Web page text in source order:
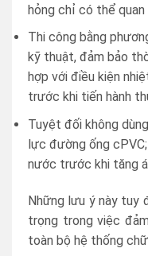
hỏng chỉ có thể
Thi công bằng
kỹ thuật, đảm bảo
hợp với điều kiện
trước khi tiến hành
Tuyệt đối không
lực đường ống
nước trước khi tăng
Những lưu ý này tuy
trọng trong việc
toàn bộ hệ thống